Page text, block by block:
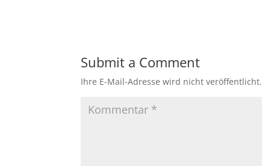
Submit a Comment
Ihre E-Mail-Adresse wird nicht veröffentlicht.